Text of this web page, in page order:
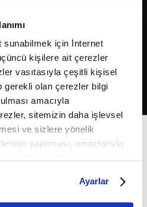
sunabilmek için İnternet
kişilere ait çerezler
vasıtasıyla çeşitli kişisel
gerekli olan çerezler bilgi
amacıyla
sitemizin daha işlevsel
ve sizlere yönelik
yapılması, amaçlarıyla
ilişkin detaylı bilgi için
Çerez Bilgilendirme
Ayarlar